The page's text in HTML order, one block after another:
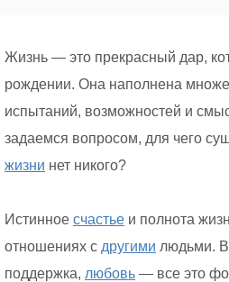
Жизнь — это прекрасный дар,
рождении. Она наполнена
испытаний, возможностей и
задаемся вопросом, для чего
жизни нет никого?
Истинное счастье и полнота
отношениях с другими людьми.
поддержка, любовь — все это